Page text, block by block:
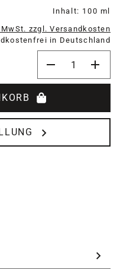
Inhalt: 100 ml
zzgl. Versandkosten
in Deutschland